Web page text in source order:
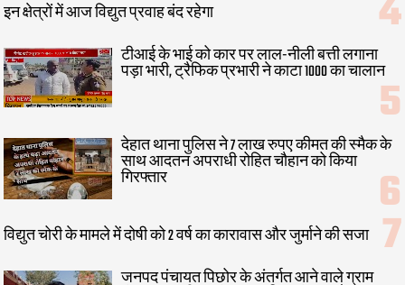
इन क्षेत्रों में आज विद्युत प्रवाह बंद रहेगा
टीआई के भाई को कार पर लाल-नीली बत्ती लगाना
पड़ा भारी, ट्रैफिक प्रभारी ने काटा 1000 का चालान
देहात थाना पुलिस ने 7 लाख रुपए कीमत की स्मैक के
साथ आदतन अपराधी रोहित चौहान को किया
गिरफ्तार
विद्युत चोरी के मामले में दोषी को 2 वर्ष का कारावास और जुर्माने की सजा
जनपद पंचायत पिछोर के अंतर्गत आने वाले ग्राम